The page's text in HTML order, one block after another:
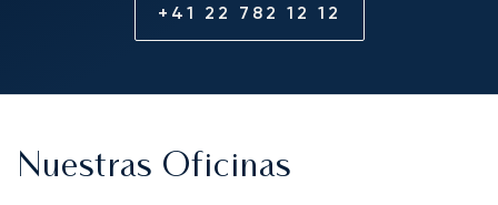
+41 22 782 12 12
Nuestras Oficinas